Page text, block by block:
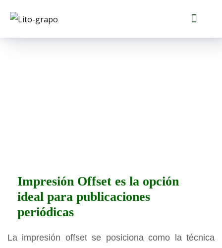
Impresión Offset es la opción
ideal para publicaciones
periódicas
La impresión offset se posiciona como la técnica